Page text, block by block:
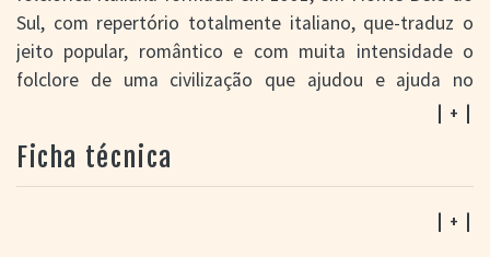
Sul, com repertório totalmente italiano, que-traduz o
jeito popular, romântico e com muita intensidade o
folclore de uma civilização que ajudou e ajuda no
progresso do Estado do Rio Grande do Sul e de todo o
O grupo se consolidou com o recebimento do primeiro
Disco de Ouro de música Italiana folclórica no Brasil em
2009 pela venda de mais de 100 mil cópias do CD
| + |
Ficha técnica
| + |